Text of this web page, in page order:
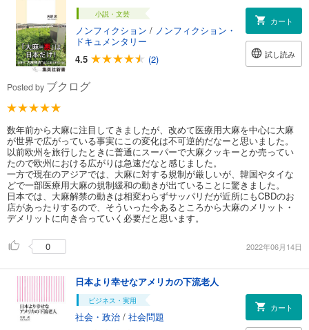
小説・文芸
ノンフィクション / ノンフィクション・
ドキュメンタリー
4.5
(2)
カート
試し読み
Posted by ブクログ
数年前から大麻に注目してきましたが、改めて医療用大麻を中心に大麻
が世界で広がっている事実にこの変化は不可逆的だなーと思いました。
以前欧州を旅行したときに普通にスーパーで大麻クッキーとか売ってい
たので欧州における広がりは急速だなと感じました。
一方で現在のアジアでは、大麻に対する規制が厳しいが、韓国やタイな
どで一部医療用大麻の規制緩和の動きが出ていることに驚きました。
日本では、大麻解禁の動きは相変わらずサッパリだが近所にもCBDのお
店があったりするので、そういった今あるところから大麻のメリット・
デメリットに向き合っていく必要だと思います。
0 2022年06月14日
日本より幸せなアメリカの下流老人
ビジネス・実用
社会・政治 / 社会問題
カート